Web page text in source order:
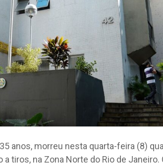
anos, morreu nesta quarta-feira (8)
tiros, na Zona Norte do Rio de Janeiro.